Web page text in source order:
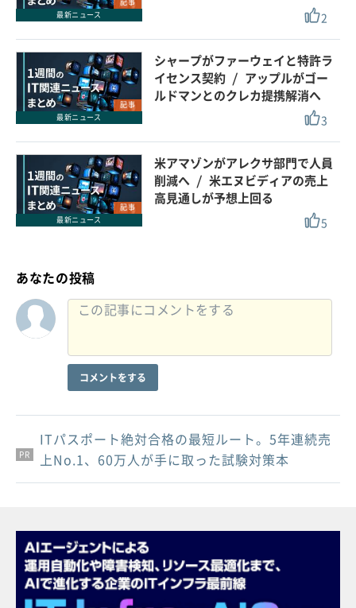
記事
最新ニュース
2
記事
最新ニュース
シャープがファーウェイと特許ラ
イセンス契約 / アップルがゴー
ルドマンとのクレカ提携解消へ
3
記事
最新ニュース
米アマゾンがアレクサ部門で人員
削減へ / 米エヌビディアの売上
高見通しが予想上回る
5
あなたの投稿
コメントをする
PR
PR
PR
ITパスポート絶対合格の最短ルート。5年連続売
上No.1、60万人が手に取った試験対策本